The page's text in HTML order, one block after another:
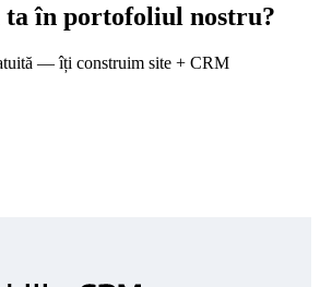
ta în portofoliul nostru?
— îți construim site + CRM